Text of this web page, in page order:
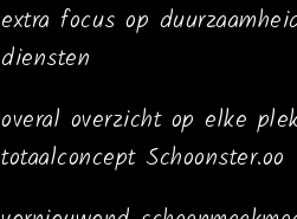
extra focus op
diensten
overal overzicht op elke
totaalconcept Schoonster.oo